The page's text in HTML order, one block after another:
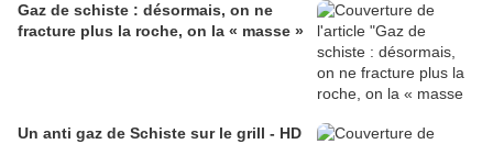
Gaz de schiste : désormais, on ne
fracture plus la roche, on la « masse »
Un anti gaz de Schiste sur le grill - HD